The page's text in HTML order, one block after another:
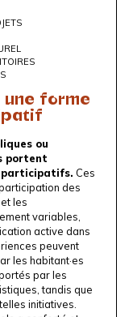
forme
ou
portent
participatifs. Ces
des
les
variables,
active dans
peuvent
les habitant·es
par les
tandis que
initiatives.